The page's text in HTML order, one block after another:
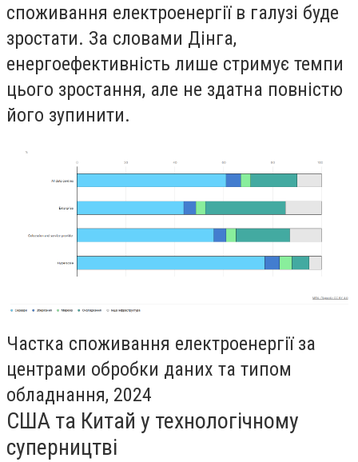
споживання електроенергії в галузі буде
зростати. За словами Дінга,
енергоефективність лише стримує темпи
цього зростання, але не здатна повністю
його зупинити.
Частка споживання електроенергії за
центрами обробки даних та типом
обладнання, 2024
США та Китай у технологічному
суперництві